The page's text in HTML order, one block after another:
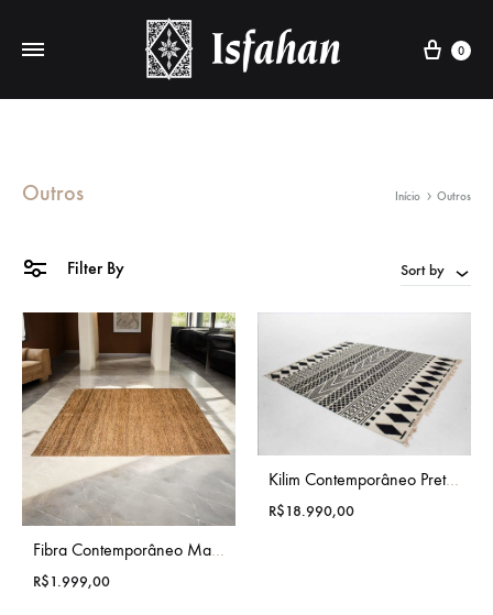
Cart
0
Outros Início Outros
Filter By Sort by
Fibra Contemporâneo Marrom
R$1.999,00
Kilim Contemporâneo Preto e Branco
R$18.990,00